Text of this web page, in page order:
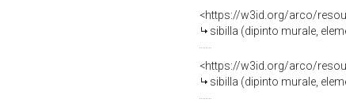
<https://w3id.org/arco/
sibilla (dipinto murale,
<https://w3id.org/arco/
sibilla (dipinto murale,